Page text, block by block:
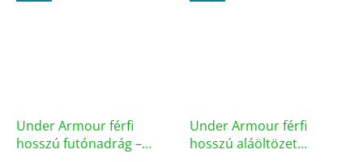
Under Armour férfi
hosszú futónadrág –
Under Armour férfi
hosszú aláöltözet